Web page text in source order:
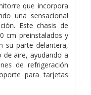
que incorpora
una sensacional
Este chasis de
cm preinstalados y
su parte delantera,
aire, ayudando a
de refrigeración
para tarjetas